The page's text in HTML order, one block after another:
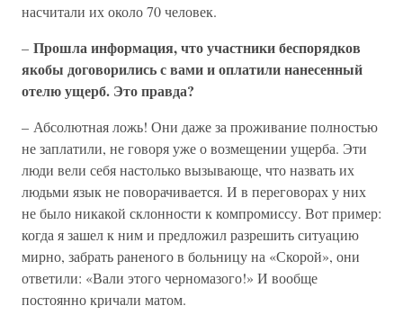
насчитали их около 70 человек.
– Прошла информация, что участники беспорядков
якобы договорились с вами и оплатили нанесенный
отелю ущерб. Это правда?
– Абсолютная ложь! Они даже за проживание полностью
не заплатили, не говоря уже о возмещении ущерба. Эти
люди вели себя настолько вызывающе, что назвать их
людьми язык не поворачивается. И в переговорах у них
не было никакой склонности к компромиссу. Вот пример:
когда я зашел к ним и предложил разрешить ситуацию
мирно, забрать раненого в больницу на «Скорой», они
ответили: «Вали этого черномазого!» И вообще
постоянно кричали матом.